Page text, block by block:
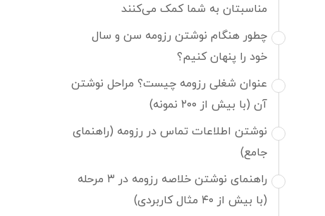
مناسبتان به شما کمک می‌کنند
چطور هنگام نوشتن رزومه سن و سال
خود را پنهان کنیم؟
عنوان شغلی رزومه چیست؟ مراحل نوشتن
آن (با بیش از ۲۰۰ نمونه)
نوشتن اطلاعات تماس در رزومه (راهنمای
جامع)
راهنمای نوشتن خلاصه رزومه در ۳ مرحله
(با بیش از ۴۰ مثال کاربردی)